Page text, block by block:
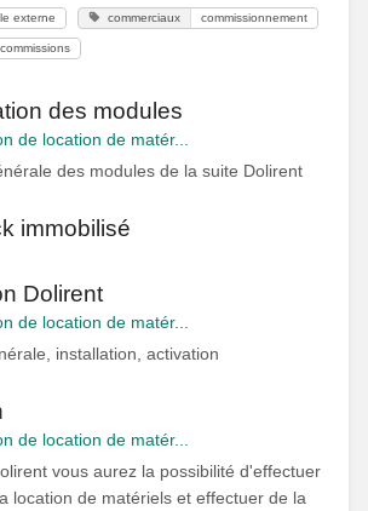
externe commerciaux commissionnement
commissions
des modules
de location de matér...
des modules de la suite Dolirent
immobilisé
Dolirent
de location de matér...
installation, activation
de location de matér...
vous aurez la possibilité d'effectuer
location de matériels et effectuer de la